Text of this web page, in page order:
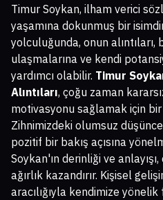
Timur Soykan, ilham verici
yaşamına dokunmuş bir
yolculuğunda, onun
ulaşmalarına ve kendi
yardımcı olabilir. Timur
Alıntıları, çoğu zaman
motivasyonu sağlamak için
Zihnimizdeki olumsuz
pozitif bir bakış açısına
Soykan'ın derinliği ve
ağırlık kazandırır. Kişisel
aracılığıyla kendimize yönelik